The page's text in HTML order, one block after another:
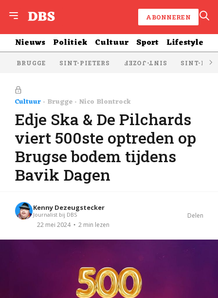
ABONNEREN
Nieuws Politiek Cultuur Sport Lifestyle
BRUGGE SINT-PIETERS SINT-JOZEF SINT-
Cultuur Brugge Nico Blontrock
Edje Ska & De Pilchards
viert 500ste optreden op
Brugse bodem tijdens
Bavik Dagen
Kenny Dezeugstecker
Journalist bij DBS
22 mei 2024 2 min lezen
Delen